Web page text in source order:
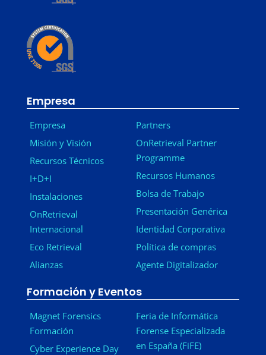
Empresa
Empresa
Misión y Visión
Recursos Técnicos
I+D+I
Instalaciones
OnRetrieval
Internacional
Eco Retrieval
Alianzas
Partners
OnRetrieval Partner
Programme
Recursos Humanos
Bolsa de Trabajo
Presentación Genérica
Identidad Corporativa
Política de compras
Agente Digitalizador
Formación y Eventos
Magnet Forensics
Formación
Cyber Experience Day
Feria de Informática
Forense Especializada
en España (FiFE)